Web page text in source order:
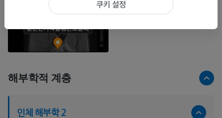
해부학적 계층
인체 해부학 2
쿠키 설정